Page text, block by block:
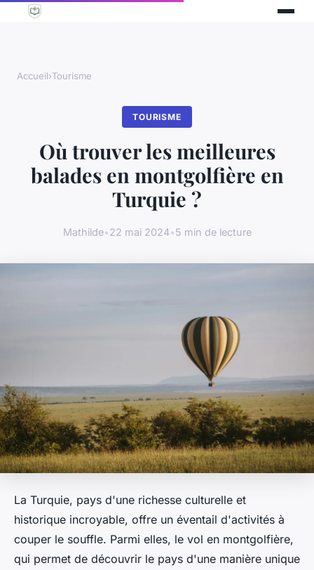
Accueil›Tourisme
TOURISME
Où trouver les meilleures
balades en montgolfière en
Turquie ?
Mathilde•22 mai 2024•5 min de lecture
La Turquie, pays d'une richesse culturelle et
historique incroyable, offre un éventail d'activités à
couper le souffle. Parmi elles, le vol en montgolfière,
qui permet de découvrir le pays d'une manière unique